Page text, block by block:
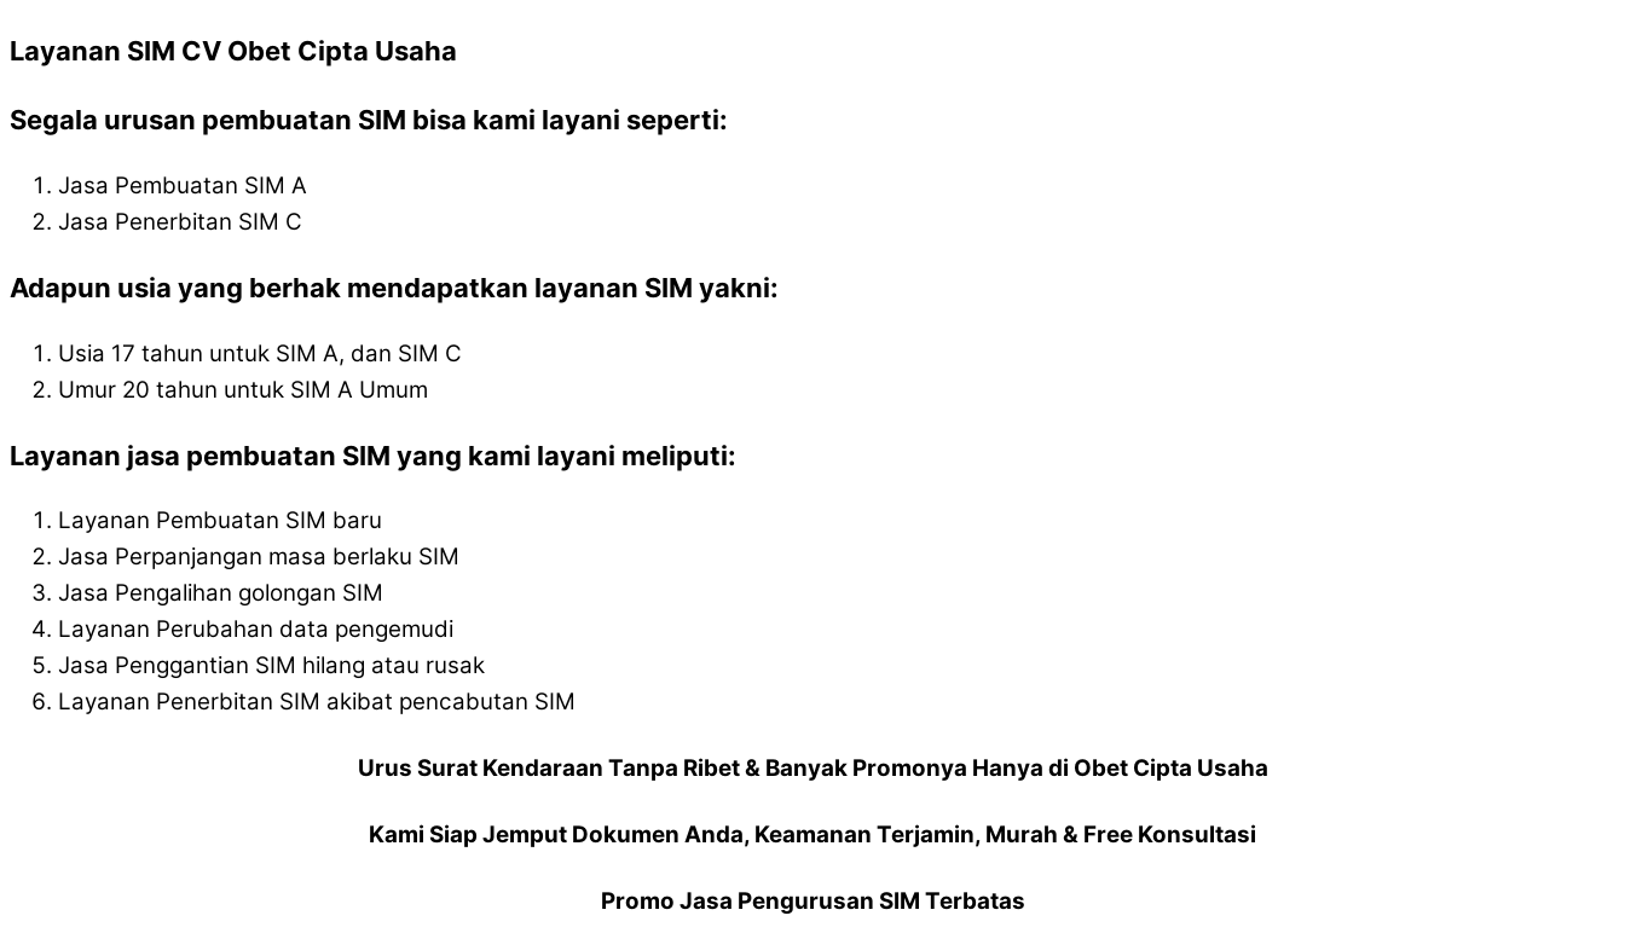
Layanan SIM CV Obet Cipta Usaha
Segala urusan pembuatan SIM bisa kami layani seperti:
Jasa Pembuatan SIM A
Jasa Penerbitan SIM C
Adapun usia yang berhak mendapatkan layanan SIM yakni:
Usia 17 tahun untuk SIM A, dan SIM C
Umur 20 tahun untuk SIM A Umum
Layanan jasa pembuatan SIM yang kami layani meliputi:
Layanan Pembuatan SIM baru
Jasa Perpanjangan masa berlaku SIM
Jasa Pengalihan golongan SIM
Layanan Perubahan data pengemudi
Jasa Penggantian SIM hilang atau rusak
Layanan Penerbitan SIM akibat pencabutan SIM
Urus Surat Kendaraan Tanpa Ribet & Banyak Promonya Hanya di Obet Cipta Usaha
Kami Siap Jemput Dokumen Anda, Keamanan Terjamin, Murah & Free Konsultasi
Promo Jasa Pengurusan SIM Terbatas